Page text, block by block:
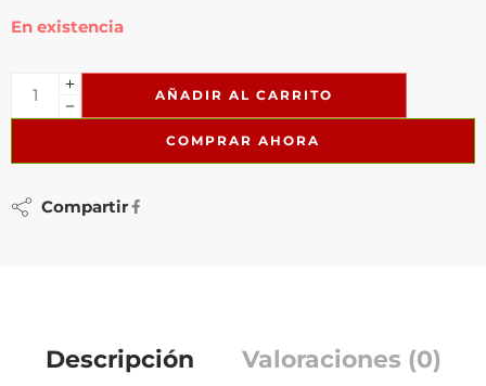
En existencia
AÑADIR AL CARRITO
COMPRAR AHORA
Compartir
Descripción Valoraciones (0)